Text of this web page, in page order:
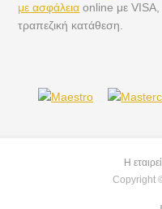
με ασφάλεια online με
τραπεζική κατάθεση.
Η
Copyright